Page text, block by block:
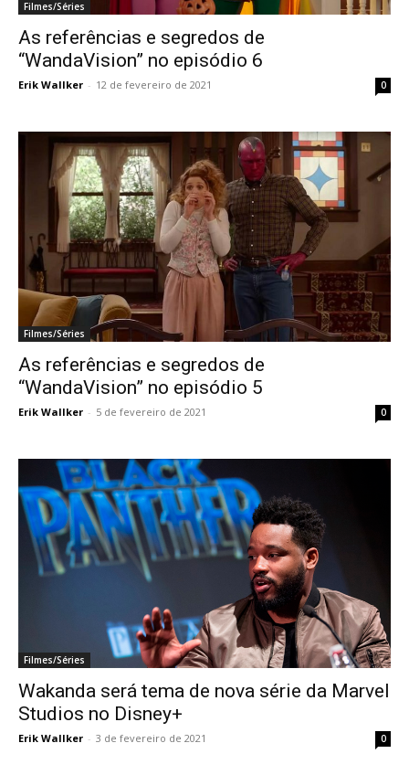
Filmes/Séries
As referências e segredos de
“WandaVision” no episódio 6
Erik Wallker - 12 de fevereiro de 2021 0
Filmes/Séries
As referências e segredos de
“WandaVision” no episódio 5
Erik Wallker - 5 de fevereiro de 2021 0
Filmes/Séries
Wakanda será tema de nova série da Marvel
Studios no Disney+
Erik Wallker - 3 de fevereiro de 2021 0